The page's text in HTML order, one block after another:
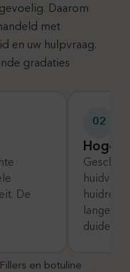
Daarom
met
en uw hulpvraag.
gradaties
De
02
Hoge
Geschikt
langer,
en botuline